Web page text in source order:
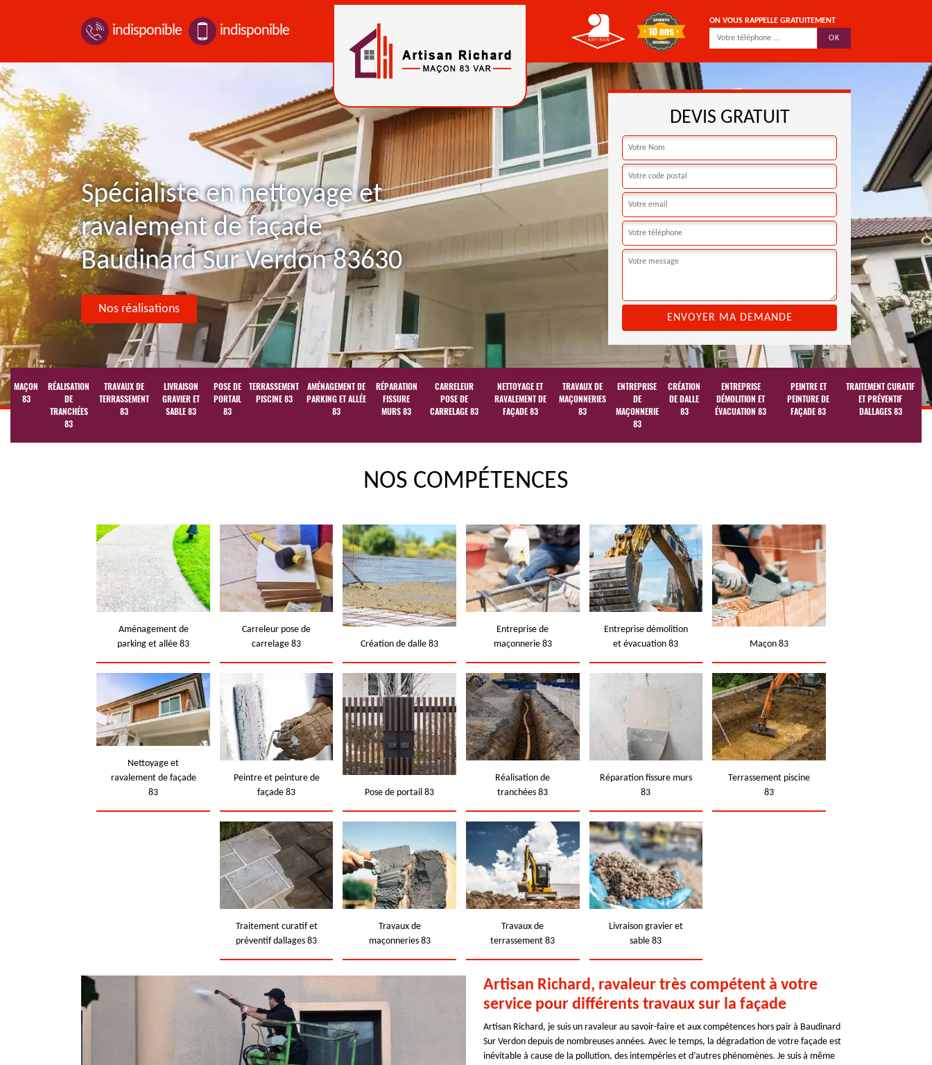
indisponible indisponible
ON VOUS RAPPELLE GRATUITEMENT
Spécialiste en nettoyage et
ravalement de façade
Baudinard Sur Verdon 83630
Nos réalisations
DEVIS GRATUIT
MAÇON
83
RÉALISATION
DE
TRANCHÉES
83
TRAVAUX DE
TERRASSEMENT
83
LIVRAISON
GRAVIER ET
SABLE 83
POSE DE
PORTAIL
83
TERRASSEMENT
PISCINE 83
AMÉNAGEMENT DE
PARKING ET ALLÉE
83
RÉPARATION
FISSURE
MURS 83
CARRELEUR
POSE DE
CARRELAGE 83
NETTOYAGE ET
RAVALEMENT DE
FAÇADE 83
TRAVAUX DE
MAÇONNERIES
83
ENTREPRISE
DE
MAÇONNERIE
83
CRÉATION
DE DALLE
83
ENTREPRISE
DÉMOLITION ET
ÉVACUATION 83
PEINTRE ET
PEINTURE DE
FAÇADE 83
TRAITEMENT CURATIF
ET PRÉVENTIF
DALLAGES 83
NOS COMPÉTENCES
Aménagement de
parking et allée 83
Carreleur pose de
carrelage 83
Création de dalle 83
Entreprise de
maçonnerie 83
Entreprise démolition
et évacuation 83
Maçon 83
Nettoyage et
ravalement de façade
83
Peintre et peinture de
façade 83
Pose de portail 83
Réalisation de
tranchées 83
Réparation fissure murs
83
Terrassement piscine
83
Traitement curatif et
préventif dallages 83
Travaux de
maçonneries 83
Travaux de
terrassement 83
Livraison gravier et
sable 83
Artisan Richard, ravaleur très compétent à votre
service pour différents travaux sur la façade
Artisan Richard, je suis un ravaleur au savoir-faire et aux compétences hors pair à Baudinard
Sur Verdon depuis de nombreuses années. Avec le temps, la dégradation de votre façade est
inévitable à cause de la pollution, des intempéries et d’autres phénomènes. Je suis à même